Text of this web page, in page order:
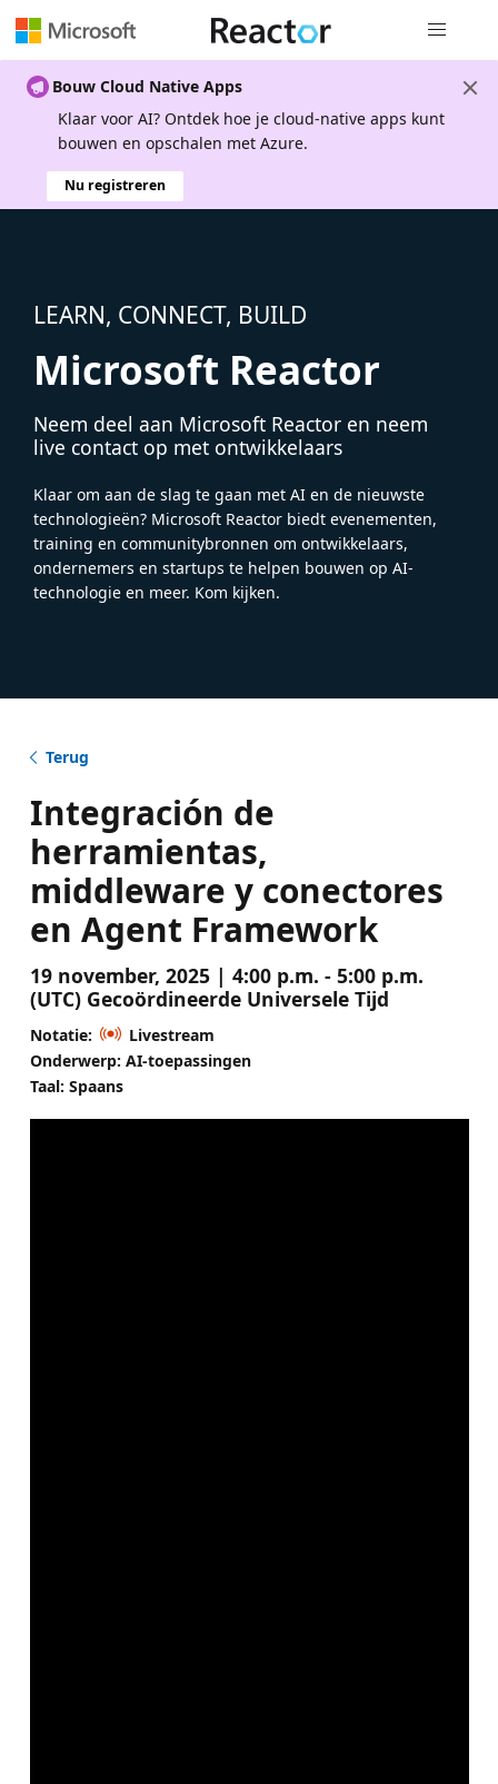
Bouw Cloud Native Apps
Klaar voor AI? Ontdek hoe je cloud-native apps kunt
bouwen en opschalen met Azure.
Nu registreren
LEARN, CONNECT, BUILD
Microsoft Reactor
Neem deel aan Microsoft Reactor en neem
live contact op met ontwikkelaars
Klaar om aan de slag te gaan met AI en de nieuwste
technologieën? Microsoft Reactor biedt evenementen,
training en communitybronnen om ontwikkelaars,
ondernemers en startups te helpen bouwen op AI-
technologie en meer. Kom kijken.
Terug
Integración de
herramientas,
middleware y conectores
en Agent Framework
19 november, 2025 | 4:00 p.m. - 5:00 p.m.
(UTC) Gecoördineerde Universele Tijd
Notatie:
Livestream
Onderwerp: AI-toepassingen
Taal: Spaans